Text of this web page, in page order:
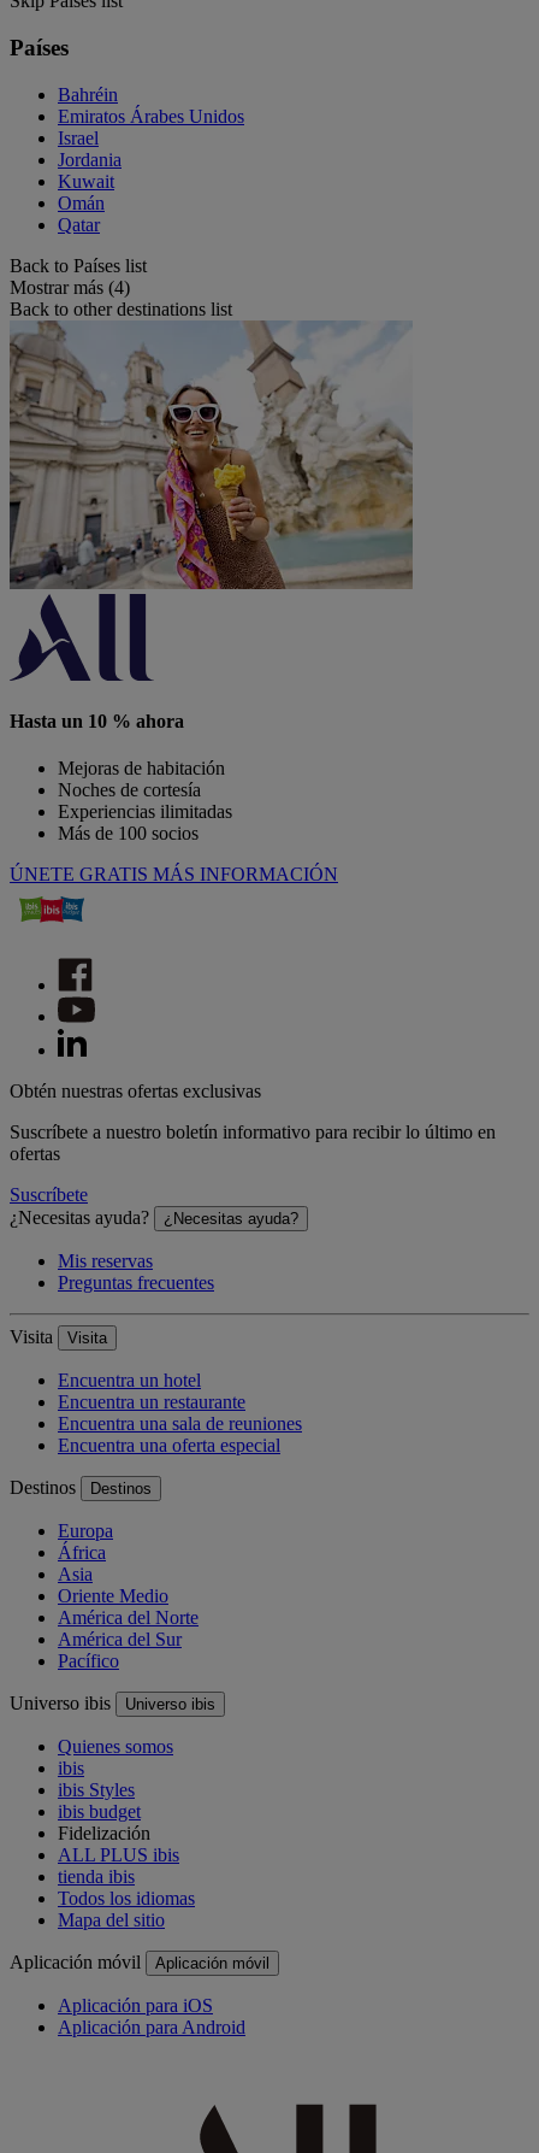
Países
Bahréin
Emiratos Árabes Unidos
Israel
Jordania
Kuwait
Omán
Qatar
Back to Países list
Mostrar más (4)
Back to other destinations list
Hasta un 10 % ahora
Mejoras de habitación
Noches de cortesía
Experiencias ilimitadas
Más de 100 socios
ÚNETE GRATIS MÁS INFORMACIÓN
Obtén nuestras ofertas exclusivas
Suscríbete a nuestro boletín informativo para recibir lo último en
ofertas
Suscríbete
¿Necesitas ayuda?
¿Necesitas ayuda?
Mis reservas
Preguntas frecuentes
Visita Visita
Encuentra un hotel
Encuentra un restaurante
Encuentra una sala de reuniones
Encuentra una oferta especial
Destinos Destinos
Europa
África
Asia
Oriente Medio
América del Norte
América del Sur
Pacífico
Universo ibis Universo ibis
Quienes somos
ibis
ibis Styles
ibis budget
Fidelización
ALL PLUS ibis
tienda ibis
Todos los idiomas
Mapa del sitio
Aplicación móvil Aplicación móvil
Aplicación para iOS
Aplicación para Android